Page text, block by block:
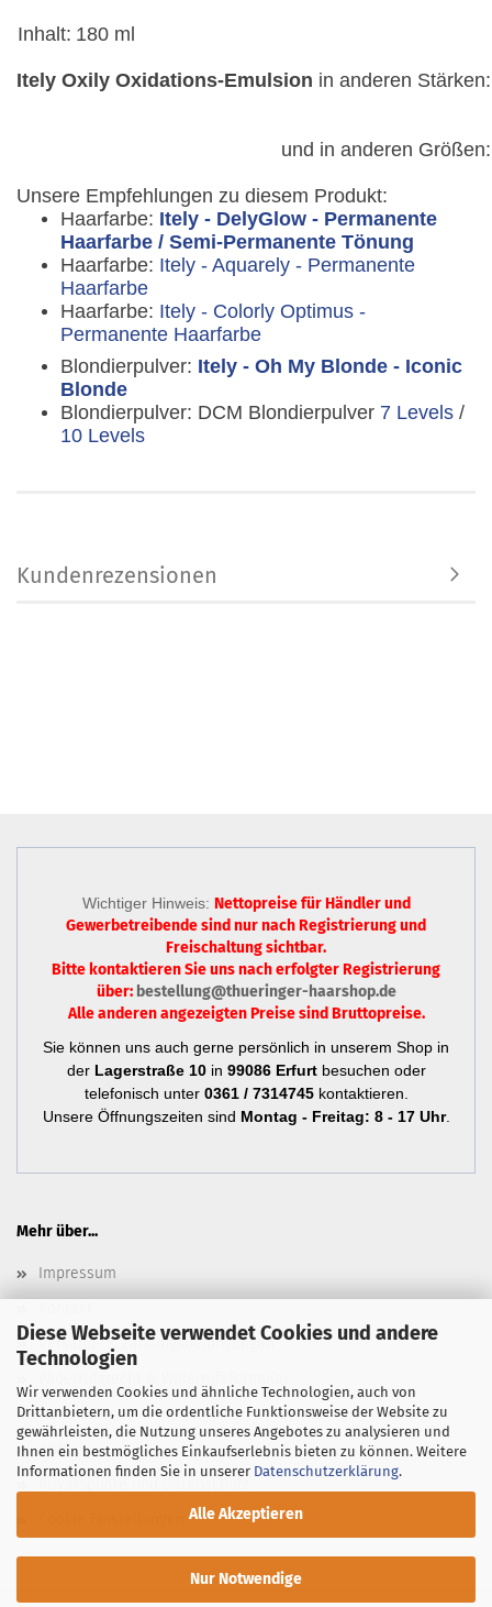
Diese Webseite verwendet Cookies und andere
Technologien
Wir verwenden Cookies und ähnliche Technologien, auch von
Drittanbietern, um die ordentliche Funktionsweise der Website zu
gewährleisten, die Nutzung unseres Angebotes zu analysieren und
Ihnen ein bestmögliches Einkaufserlebnis bieten zu können. Weitere
Informationen finden Sie in unserer Datenschutzerklärung.
Alle Akzeptieren
Nur Notwendige
Inhalt: 180 ml
Itely Oxily Oxidations-Emulsion in anderen
und in anderen
Unsere Empfehlungen zu diesem Produkt:
Haarfarbe: Itely - DelyGlow - Permanente
Haarfarbe / Semi-Permanente Tönung
Haarfarbe: Itely - Aquarely - Permanente
Haarfarbe
Haarfarbe: Itely - Colorly Optimus -
Permanente Haarfarbe
Blondierpulver: Itely - Oh My Blonde - Iconic
Blonde
Blondierpulver: DCM Blondierpulver 7 Levels /
10 Levels
Kundenrezensionen
Wichtiger Hinweis: Nettopreise für Händler und
Gewerbetreibende sind nurnach Registrierungund
Freischaltung sichtbar.
Bitte kontaktieren Sie uns nach erfolgter Registrierung
über: bestellung@thueringer-haarshop.de
Alle anderen angezeigten Preise sind Bruttopreise.
Sie können uns auch gerne persönlich in unserem Shop in
der Lagerstraße 10in 99086 Erfurtbesuchen oder
telefonisch unter 0361 / 7314745kontaktieren.
Unsere Öffnungszeiten sind Montag - Freitag: 8 - 17 Uhr.
Mehr über...
Impressum
Versand- & Zahlungsbedingungen
Newsletter
AGB